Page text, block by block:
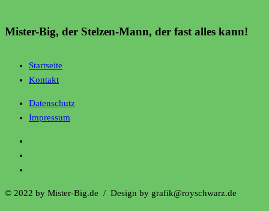
Mister-Big, der Stelzen-Mann, der fast alles kann!
Startseite
Kontakt
Datenschutz
Impressum
© 2022 by Mister-Big.de / Design by grafik@royschwarz.de